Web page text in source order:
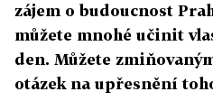
zájem o budoucnost
můžete mnohé učinit
den. Můžete
otázek na upřesnění